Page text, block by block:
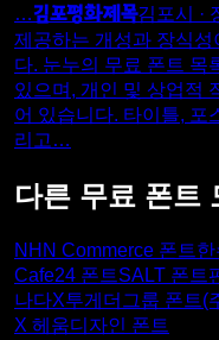
…김포평화제목김포시 ·
제공하는 개성과 장식성
다. 눈누의 무료 폰트 목
있으며, 개인 및 상업적
어 있습니다. 타이틀, 포
리고…
다른 무료 폰트
NHN Commerce 폰트
Cafe24 폰트SALT 폰트
나다X투게더그룹 폰트(
X 헤움디자인 폰트